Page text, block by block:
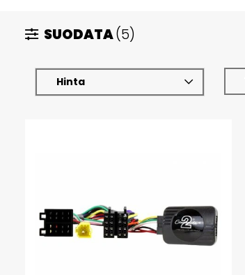
SUODATA(5)
Hinta